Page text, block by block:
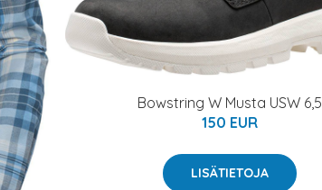
Bowstring W Musta USW 6,5
150 EUR
LISÄTIETOJA